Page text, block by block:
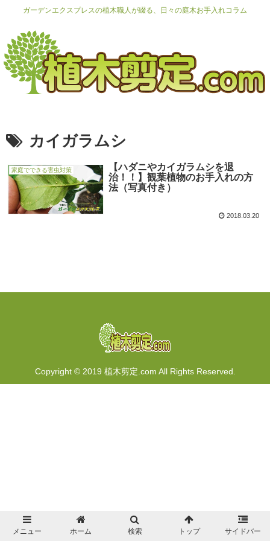
ガーデンエクスプレスの植木職人が綴る、日々の庭木お手入れコラム
カイガラムシ
家庭でできる害虫対策
【ハダニやカイガラムシを退
治！！】観葉植物のお手入れの方
法（写真付き）
2018.03.20
Copyright © 2019 植木剪定.com All Rights Reserved.
メニュー ホーム 検索 トップ サイドバー